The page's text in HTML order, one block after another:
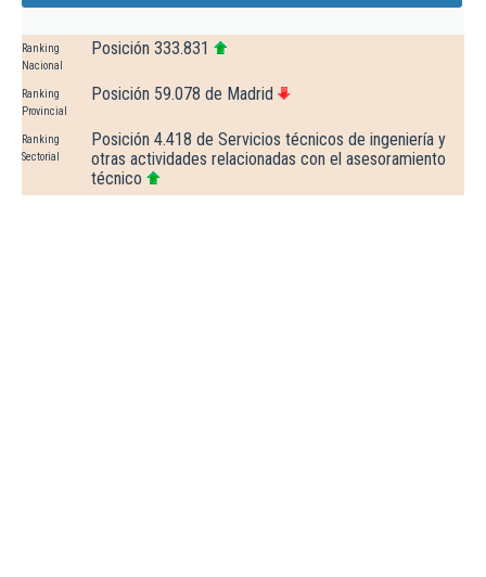
Ranking
Nacional
Posición 333.831
Ranking
Provincial
Posición 59.078 de Madrid
Ranking
Sectorial
Posición 4.418 de Servicios técnicos de ingeniería y
otras actividades relacionadas con el asesoramiento
técnico